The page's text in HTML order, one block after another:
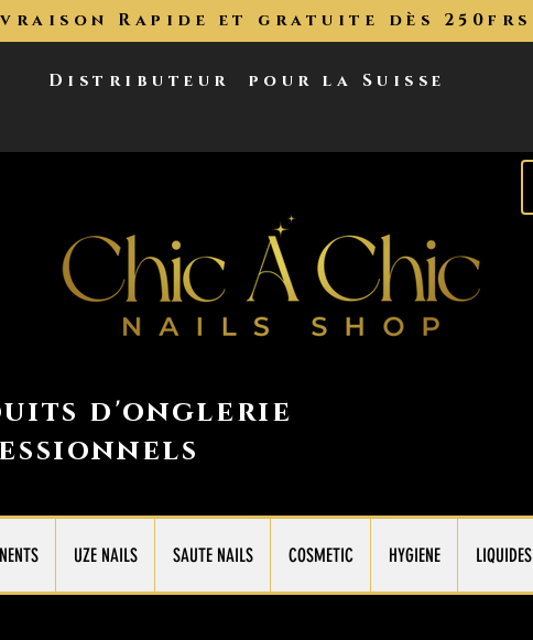
Distributeur pour la Suisse
Rapide et gratuite dès 250frs
d'onglerie
UZE NAILS SAUTE NAILS COSMETIC HYGIENE LIQUIDES